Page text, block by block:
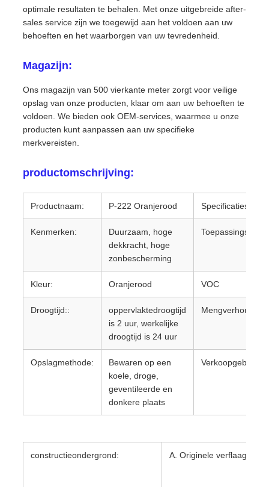
optimale resultaten te behalen. Met onze uitgebreide after-
sales service zijn we toegewijd aan het voldoen aan uw
behoeften en het waarborgen van uw tevredenheid.
Magazijn:
Ons magazijn van 500 vierkante meter zorgt voor veilige
opslag van onze producten, klaar om aan uw behoeften te
voldoen. We bieden ook OEM-services, waarmee u onze
producten kunt aanpassen aan uw specifieke
merkvereisten.
productomschrijving:
Productnaam: P-222 Oranjerood Specificaties:
Kenmerken:
Duurzaam, hoge
dekkracht, hoge
zonbescherming
Kleur: Oranjerood VOC
Droogtijd::
oppervlaktedroogtijd
is 2 uur, werkelijke
droogtijd is 24 uur
Mengverhouding:
Opslagmethode:
Bewaren op een
koele, droge,
geventileerde en
donkere plaats
Verkoopgebied:
constructieondergrond: A. Originele verflaag;